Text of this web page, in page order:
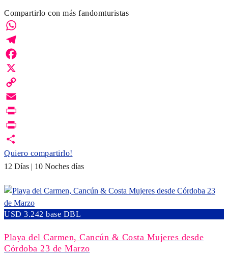
Compartirlo con más fandomturistas
WhatsApp
Telegram
Facebook
X
Copy
Link
Email
Print
PrintFriendly
Quiero compartirlo!
12 Días | 10 Noches días
USD 3.242 base DBL
Playa del Carmen, Cancún & Costa Mujeres desde
Córdoba 23 de Marzo